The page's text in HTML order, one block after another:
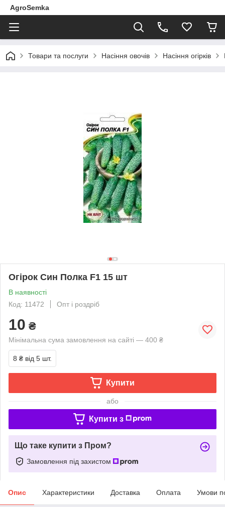
AgroSemka
Товари та послуги Насіння овочів Насіння огірків
Огірок Син Полка F1 15 шт
В наявності
Код: 11472
Опт і роздріб
10 ₴
Мінімальна сума замовлення на сайті — 400 ₴
8 ₴ від 5 шт.
Купити
або
Купити з
Що таке купити з Пром?
Замовлення під захистом
Опис Характеристики Доставка Оплата Умови